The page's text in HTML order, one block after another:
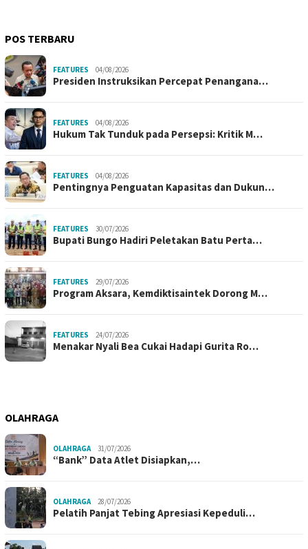
POS TERBARU
FEATURES 04/08/2026
Presiden Instruksikan Percepat Penangana…
FEATURES 04/08/2026
Hukum Tak Tunduk pada Persepsi: Kritik M…
FEATURES 04/08/2026
Pentingnya Penguatan Kapasitas dan Dukun…
FEATURES 30/07/2026
Bupati Bungo Hadiri Peletakan Batu Perta…
FEATURES 29/07/2026
Program Aksara, Kemdiktisaintek Dorong M…
FEATURES 24/07/2026
Menakar Nyali Bea Cukai Hadapi Gurita Ro…
OLAHRAGA
OLAHRAGA 31/07/2026
“Bank” Data Atlet Disiapkan,…
OLAHRAGA 28/07/2026
Pelatih Panjat Tebing Apresiasi Kepeduli…